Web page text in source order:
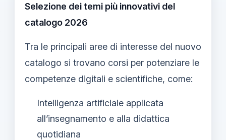
Selezione dei temi più innovativi del
catalogo 2026
Tra le principali aree di interesse del nuovo
catalogo si trovano corsi per potenziare le
competenze digitali e scientifiche, come:
Intelligenza artificiale applicata
all’insegnamento e alla didattica
quotidiana